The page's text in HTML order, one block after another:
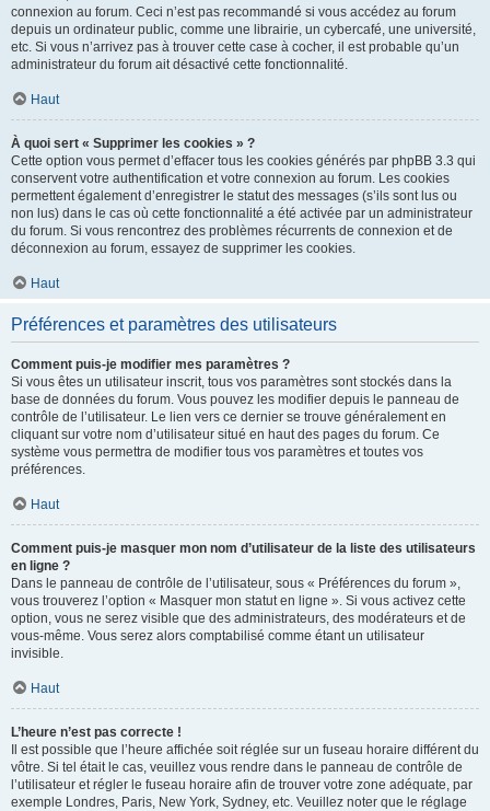
connexion au forum. Ceci n’est pas recommandé si vous accédez au forum
depuis un ordinateur public, comme une librairie, un cybercafé, une université,
etc. Si vous n’arrivez pas à trouver cette case à cocher, il est probable qu’un
administrateur du forum ait désactivé cette fonctionnalité.
Haut
À quoi sert « Supprimer les cookies » ?
Cette option vous permet d’effacer tous les cookies générés par phpBB 3.3 qui
conservent votre authentification et votre connexion au forum. Les cookies
permettent également d’enregistrer le statut des messages (s’ils sont lus ou
non lus) dans le cas où cette fonctionnalité a été activée par un administrateur
du forum. Si vous rencontrez des problèmes récurrents de connexion et de
déconnexion au forum, essayez de supprimer les cookies.
Haut
Préférences et paramètres des utilisateurs
Comment puis-je modifier mes paramètres ?
Si vous êtes un utilisateur inscrit, tous vos paramètres sont stockés dans la
base de données du forum. Vous pouvez les modifier depuis le panneau de
contrôle de l’utilisateur. Le lien vers ce dernier se trouve généralement en
cliquant sur votre nom d’utilisateur situé en haut des pages du forum. Ce
système vous permettra de modifier tous vos paramètres et toutes vos
préférences.
Haut
Comment puis-je masquer mon nom d’utilisateur de la liste des utilisateurs
en ligne ?
Dans le panneau de contrôle de l’utilisateur, sous « Préférences du forum »,
vous trouverez l’option « Masquer mon statut en ligne ». Si vous activez cette
option, vous ne serez visible que des administrateurs, des modérateurs et de
vous-même. Vous serez alors comptabilisé comme étant un utilisateur
invisible.
Haut
L’heure n’est pas correcte !
Il est possible que l’heure affichée soit réglée sur un fuseau horaire différent du
vôtre. Si tel était le cas, veuillez vous rendre dans le panneau de contrôle de
l’utilisateur et régler le fuseau horaire afin de trouver votre zone adéquate, par
exemple Londres, Paris, New York, Sydney, etc. Veuillez noter que le réglage